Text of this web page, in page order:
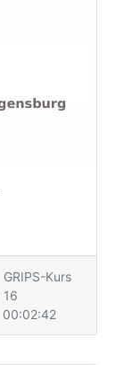
GRIPS-Kurs
16
00:02:42